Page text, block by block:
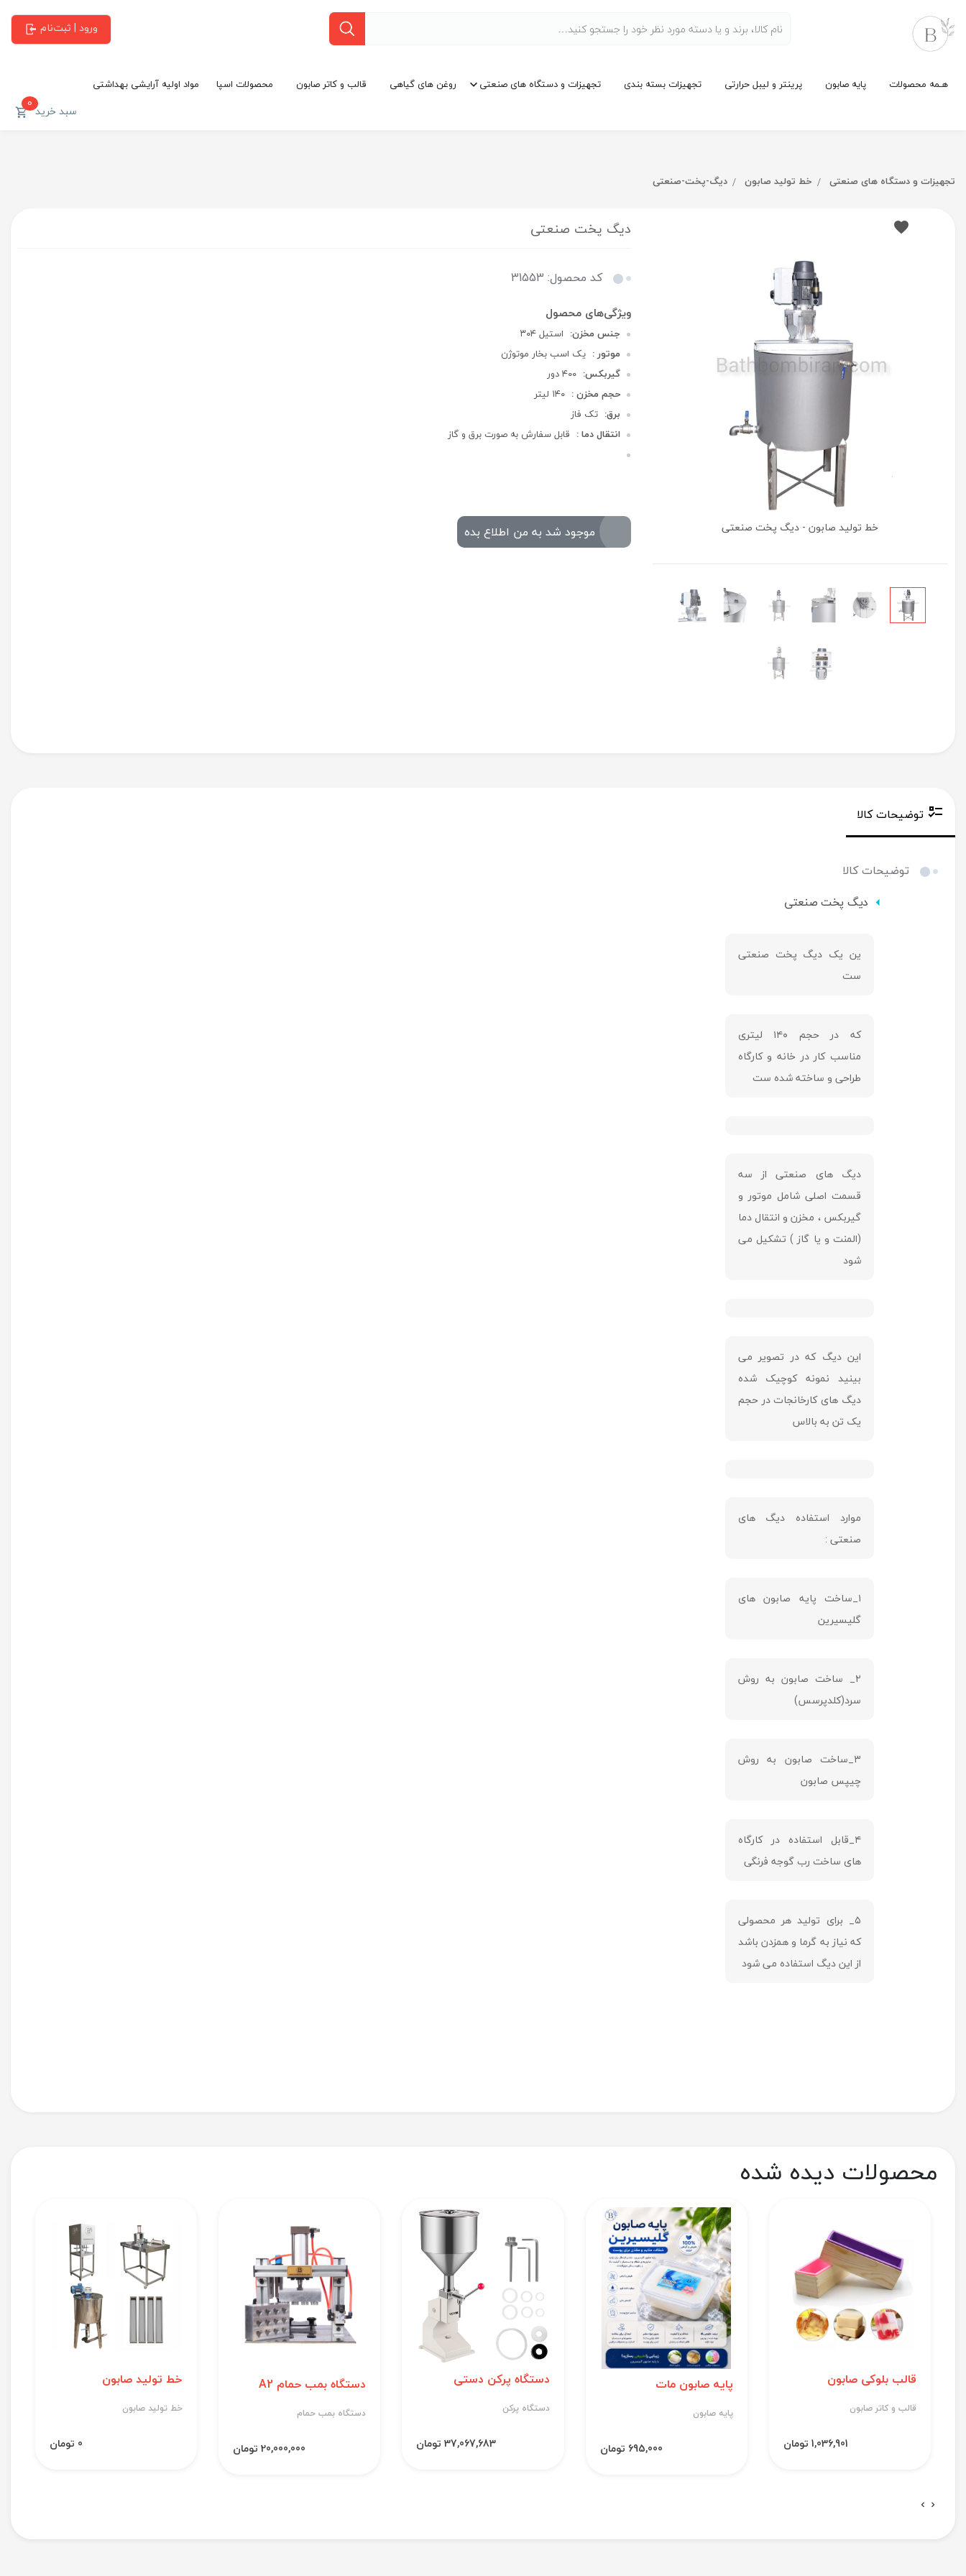
ورود | ثبت‌نام
هـمه محصولات پایه صابون پرینتر و لیبل حرارتی تجهیزات بسته بندی تجهیزات و دستگاه های صنعتی روغن های گیاهی قالب و کاتر صابون محصولات اسپا مواد اولیه آرایشی بهداشتی
سبد خرید0
تجهیزات و دستگاه های صنعتی خط تولید صابون دیگ-پخت-صنعتی
خط تولید صابون - دیگ پخت صنعتی
دیگ پخت صنعتی
کد محصول: 31553
جنس مخزن: استیل ۳۰۴
موتور : یک اسب بخار موتوژن
گیربکس: ۴۰۰ دور
حجم مخزن : ۱۴۰ لیتر
برق: تک فاز
انتقال دما : قابل سفارش به صورت برق و گاز
موجود شد به من اطلاع بده
توضیحات کالا
توضیحات کالا
دیگ پخت صنعتی
ین یک دیگ پخت صنعتی
ست
که در حجم ۱۴۰ لیتری
مناسب کار در خانه و کارگاه
طراحی و ساخته شده ست
دیگ های صنعتی از سه
قسمت اصلی شامل موتور و
گیربکس ، مخزن و انتقال دما
(المنت و یا گاز ) تشکیل می
شود
این دیگ که در تصویر می
بینید نمونه کوچیک شده
دیگ های کارخانجات در حجم
یک تن به بالاس
موارد استفاده دیگ های
صنعتی :
۱_ساخت پایه صابون های
گلیسیرین
۲_ ساخت صابون به روش
سرد(کلدپرسس)
۳_ساخت صابون به روش
چیپس صابون
۴_قابل استفاده در کارگاه
های ساخت رب گوجه فرنگی
۵_ برای تولید هر محصولی
که نیاز به گرما و همزدن باشد
از این دیگ استفاده می شود
محصولات دیده شده
قالب بلوکی صابون
قالب و کاتر صابون
1,036,901 تومان
پایه صابون مات
پایه صابون
695,000 تومان
دستگاه پرکن دستی
دستگاه پرکن
37,067,683 تومان
دستگاه بمب حمام A2
دستگاه بمب حمام
20,000,000 تومان
خط تولید صابون
خط تولید صابون
0 تومان